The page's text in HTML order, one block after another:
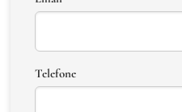
Telefone